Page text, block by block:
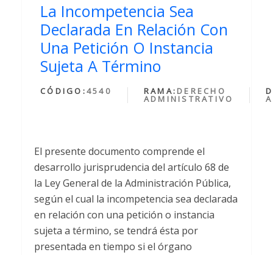
La Incompetencia Sea
Declarada En Relación Con
Una Petición O Instancia
Sujeta A Término
CÓDIGO:4540 RAMA: DERECHO
ADMINISTRATIVO
El presente documento comprende el
desarrollo jurisprudencia del artículo 68 de
la Ley General de la Administración Pública,
según el cual la incompetencia sea declarada
en relación con una petición o instancia
sujeta a término, se tendrá ésta por
presentada en tiempo si el órgano